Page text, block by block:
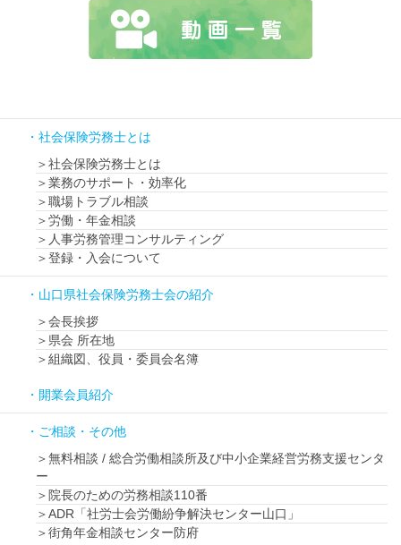
社会保険労務士とは
社会保険労務士とは
業務のサポート・効率化
職場トラブル相談
労働・年金相談
人事労務管理コンサルティング
登録・入会について
山口県社会保険労務士会の紹介
会長挨拶
県会 所在地
組織図、役員・委員会名簿
開業会員紹介
ご相談・その他
無料相談 / 総合労働相談所及び中小企業経営労務支援センタ
ー
院長のための労務相談110番
ADR「社労士会労働紛争解決センター山口」
街角年金相談センター防府